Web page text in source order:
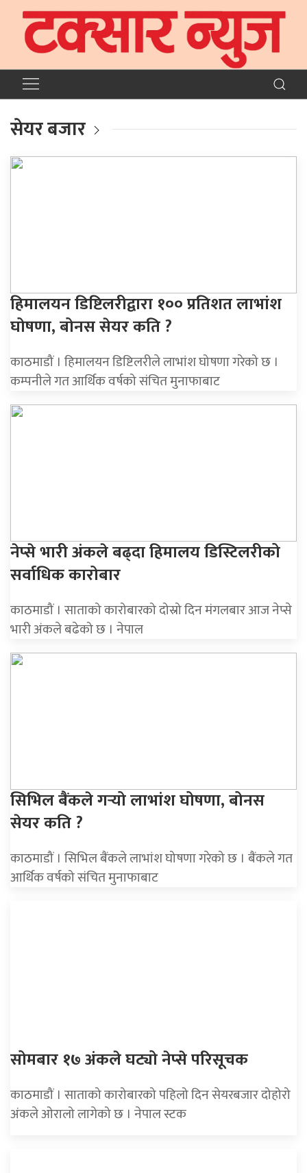
सेयर बजार
हिमालयन डिष्टिलरीद्वारा १०० प्रतिशत लाभांश
घोषणा, बोनस सेयर कति ?
काठमाडौं । हिमालयन डिष्टिलरीले लाभांश घोषणा गरेको छ ।
कम्पनीले गत आर्थिक वर्षको संचित मुनाफाबाट
नेप्से भारी अंकले बढ्दा हिमालय डिस्टिलरीको
सर्वाधिक कारोबार
काठमाडौं । साताको कारोबारको दोस्रो दिन मंगलबार आज नेप्से
भारी अंकले बढेको छ । नेपाल
सिभिल बैंकले गर्‍यो लाभांश घोषणा, बोनस
सेयर कति ?
काठमाडौं । सिभिल बैंकले लाभांश घोषणा गरेको छ । बैंकले गत
आर्थिक वर्षको संचित मुनाफाबाट
सोमबार १७ अंकले घट्यो नेप्से परिसूचक
काठमाडौं । साताको कारोबारको पहिलो दिन सेयरबजार दोहोरो
अंकले ओरालो लागेको छ । नेपाल स्टक